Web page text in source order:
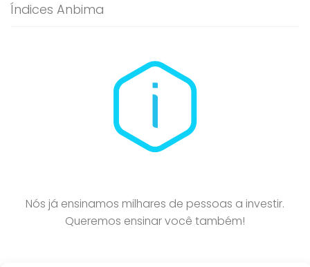
Índices Anbima
Nós já ensinamos milhares de pessoas a investir.
Queremos ensinar você também!